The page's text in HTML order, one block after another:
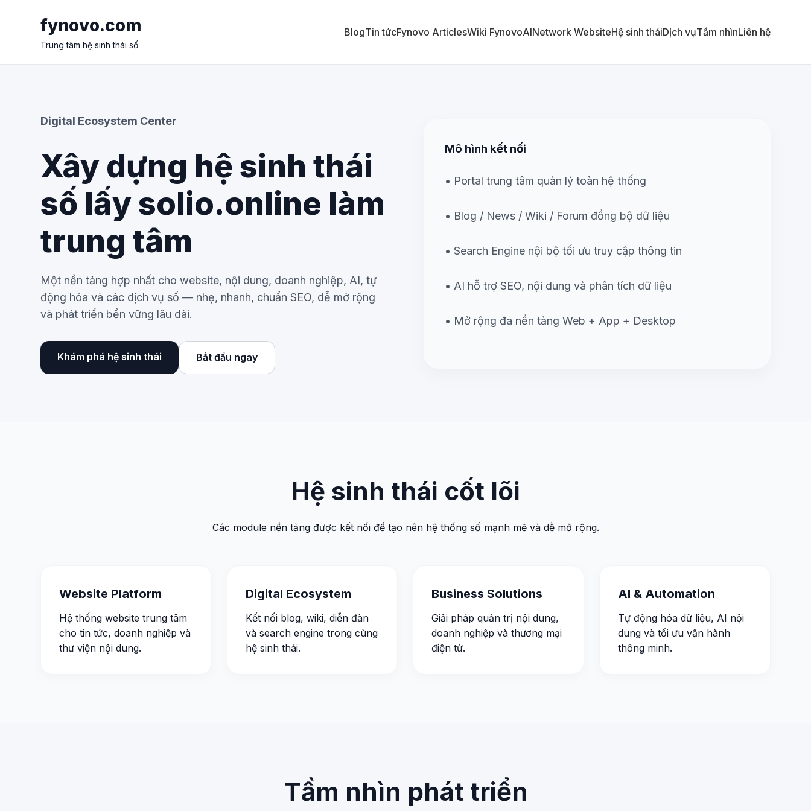
fynovo.com
Trung tâm hệ sinh thái số
BlogTin tứcFynovo ArticlesWiki FynovoAINetwork WebsiteHệ sinh tháiDịch vụTầm nhìnLiên hệ
Digital Ecosystem Center
Xây dựng hệ sinh thái
số lấy solio.online làm
trung tâm
Một nền tảng hợp nhất cho website, nội dung, doanh nghiệp, AI, tự
động hóa và các dịch vụ số — nhẹ, nhanh, chuẩn SEO, dễ mở rộng
và phát triển bền vững lâu dài.
Khám phá hệ sinh thái Bắt đầu ngay
Mô hình kết nối
• Portal trung tâm quản lý toàn hệ thống
• Blog / News / Wiki / Forum đồng bộ dữ liệu
• Search Engine nội bộ tối ưu truy cập thông tin
• AI hỗ trợ SEO, nội dung và phân tích dữ liệu
• Mở rộng đa nền tảng Web + App + Desktop
Hệ sinh thái cốt lõi
Các module nền tảng được kết nối để tạo nên hệ thống số mạnh mẽ và dễ mở rộng.
Website Platform
Hệ thống website trung tâm
cho tin tức, doanh nghiệp và
thư viện nội dung.
Digital Ecosystem
Kết nối blog, wiki, diễn đàn
và search engine trong cùng
hệ sinh thái.
Business Solutions
Giải pháp quản trị nội dung,
doanh nghiệp và thương mại
điện tử.
AI & Automation
Tự động hóa dữ liệu, AI nội
dung và tối ưu vận hành
thông minh.
Tầm nhìn phát triển